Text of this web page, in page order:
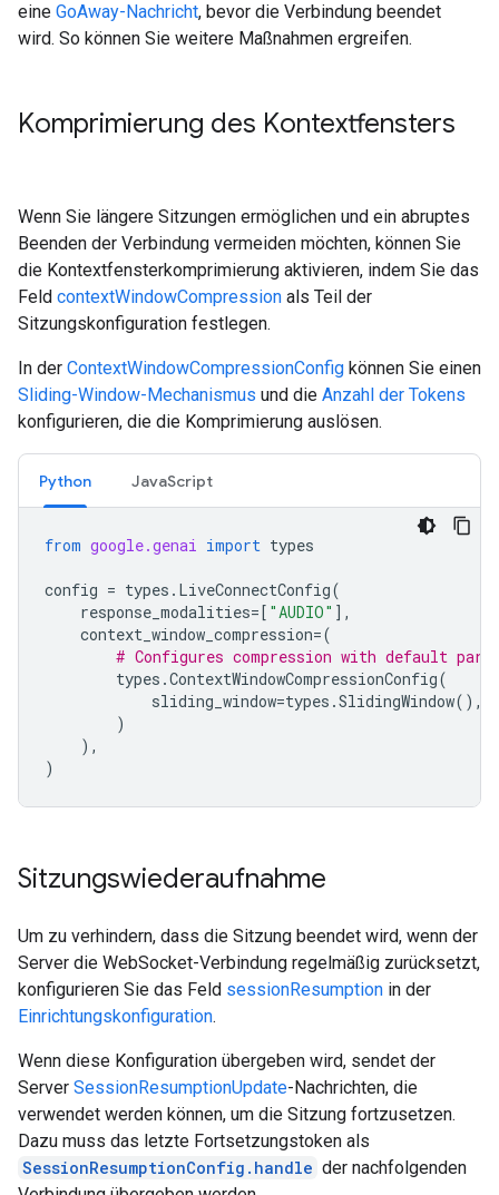
eine GoAway-Nachricht, bevor die Verbindung beendet
wird. So können Sie weitere Maßnahmen ergreifen.
Komprimierung des Kontextfensters
Wenn Sie längere Sitzungen ermöglichen und ein abruptes
Beenden der Verbindung vermeiden möchten, können Sie
die Kontextfensterkomprimierung aktivieren, indem Sie das
Feld contextWindowCompression als Teil der
Sitzungskonfiguration festlegen.
In der ContextWindowCompressionConfig können Sie einen
Sliding-Window-Mechanismus und die Anzahl der Tokens
konfigurieren, die die Komprimierung auslösen.
Python JavaScript
from google.genai import types
config = types . LiveConnectConfig(
response_modalities=[ "AUDIO" ],
context_window_compression=(
# Configures compression with default
types .ContextWindowCompressionConfig(
sliding_window=types .SlidingWindow(),
)
),
)
Sitzungswiederaufnahme
Um zu verhindern, dass die Sitzung beendet wird, wenn der
Server die WebSocket-Verbindung regelmäßig zurücksetzt,
konfigurieren Sie das Feld sessionResumption in der
Einrichtungskonfiguration.
Wenn diese Konfiguration übergeben wird, sendet der
Server SessionResumptionUpdate-Nachrichten, die
verwendet werden können, um die Sitzung fortzusetzen.
Dazu muss das letzte Fortsetzungstoken als
SessionResumptionConfig.handle der nachfolgenden